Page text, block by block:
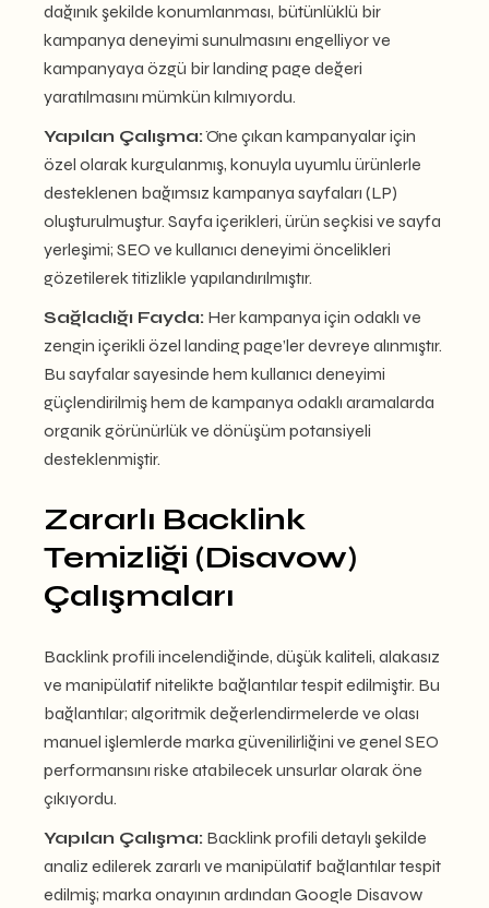
dağınık şekilde konumlanması, bütünlüklü bir
kampanya deneyimi sunulmasını engelliyor ve
kampanyaya özgü bir landing page değeri
yaratılmasını mümkün kılmıyordu.
Yapılan Çalışma:Öne çıkan kampanyalar için
özel olarak kurgulanmış, konuyla uyumlu ürünlerle
desteklenen bağımsız kampanya sayfaları (LP)
oluşturulmuştur. Sayfa içerikleri, ürün seçkisi ve sayfa
yerleşimi; SEO ve kullanıcı deneyimi öncelikleri
gözetilerek titizlikle yapılandırılmıştır.
Sağladığı Fayda: Her kampanya için odaklı ve
zengin içerikli özel landing page’ler devreye alınmıştır.
Bu sayfalar sayesinde hem kullanıcı deneyimi
güçlendirilmiş hem de kampanya odaklı aramalarda
organik görünürlük ve dönüşüm potansiyeli
desteklenmiştir.
Zararlı Backlink
Temizliği (Disavow)
Çalışmaları
Backlink profili incelendiğinde, düşük kaliteli, alakasız
ve manipülatif nitelikte bağlantılar tespit edilmiştir. Bu
bağlantılar; algoritmik değerlendirmelerde ve olası
manuel işlemlerde marka güvenilirliğini ve genel SEO
performansını riske atabilecek unsurlar olarak öne
çıkıyordu.
Yapılan Çalışma: Backlink profili detaylı şekilde
analiz edilerek zararlı ve manipülatif bağlantılar tespit
edilmiş; marka onayının ardından Google Disavow